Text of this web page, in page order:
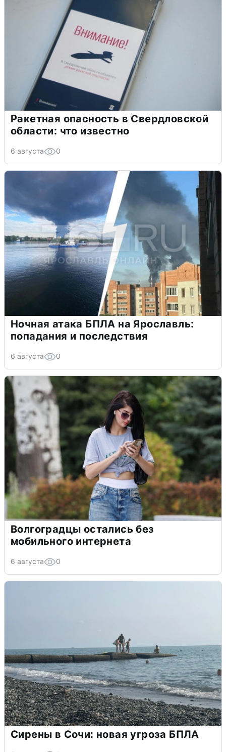
Ракетная опасность в Свердловской
области: что известно
6 августа 0
Ночная атака БПЛА на Ярославль:
попадания и последствия
6 августа 0
Волгоградцы остались без
мобильного интернета
6 августа 0
Сирены в Сочи: новая угроза БПЛА